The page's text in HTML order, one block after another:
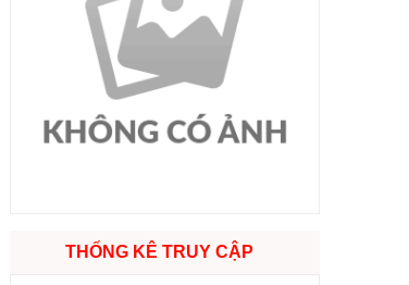
THỐNG KÊ TRUY CẬP